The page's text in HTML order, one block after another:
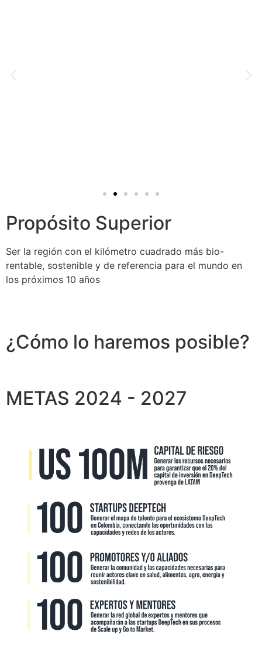
Propósito Superior
Ser la región con el kilómetro cuadrado más bio-
rentable, sostenible y de referencia para el mundo en
los próximos 10 años
¿Cómo lo haremos posible?
METAS 2024 - 2027